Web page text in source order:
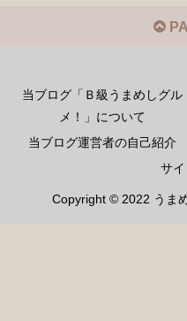
当ブログ「Ｂ級うまめしグル
メ！」について
当ブログ運営者の自己紹介
サ
Copyright © 2022 うま